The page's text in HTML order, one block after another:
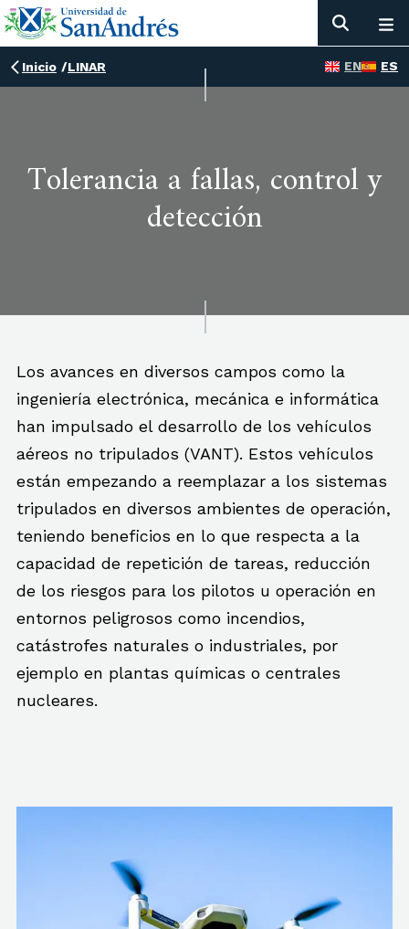
Inicio /LINAR EN ES
Tolerancia a fallas, control y
detección
Los avances en diversos campos como la
ingeniería electrónica, mecánica e informática
han impulsado el desarrollo de los vehículos
aéreos no tripulados (VANT). Estos vehículos
están empezando a reemplazar a los sistemas
tripulados en diversos ambientes de operación,
teniendo beneficios en lo que respecta a la
capacidad de repetición de tareas, reducción
de los riesgos para los pilotos u operación en
entornos peligrosos como incendios,
catástrofes naturales o industriales, por
ejemplo en plantas químicas o centrales
nucleares.